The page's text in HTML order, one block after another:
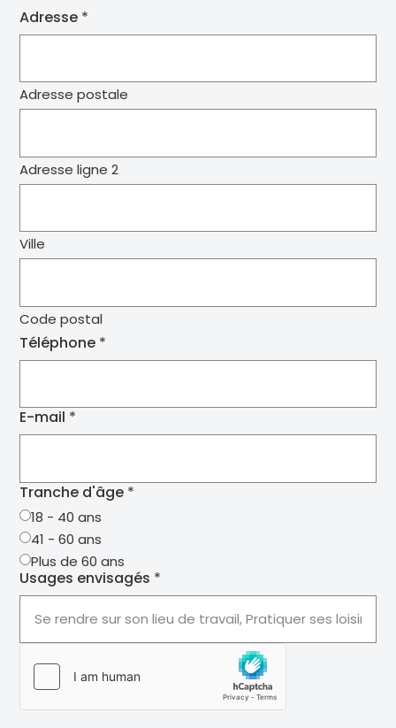
Adresse
Adresse postale
Adresse ligne 2
Ville
Code postal
Téléphone
E-mail
Tranche d'âge
18 - 40 ans
41 - 60 ans
Plus de 60 ans
Usages envisagés